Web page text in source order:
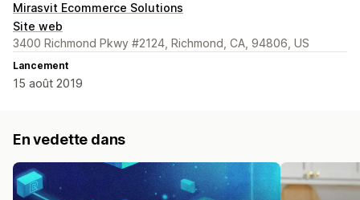
Mirasvit Ecommerce Solutions
Site web
3400 Richmond Pkwy #2124, Richmond, CA, 94806, US
Lancement
15 août 2019
En vedette dans